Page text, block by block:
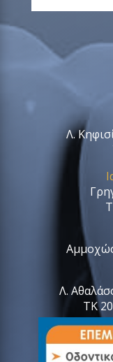
Λ.
Λ.
ΤΚ